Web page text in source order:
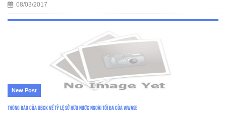
08/03/2017
New Post
Thông báo của UBCK về tỷ lệ sở hữu nước ngoài tối đa của VIWASE